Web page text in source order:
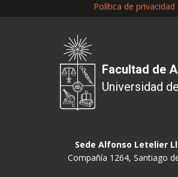
Política de privacidad
Facultad de
Universidad
Sede Alfonso Letelier
Compañía 1264, Santiago